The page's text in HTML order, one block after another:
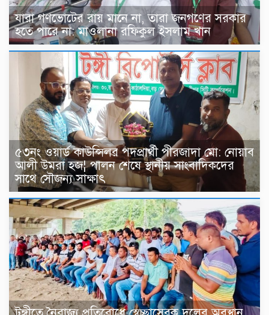
যারা গণভোটের রায় মানে না, তারা জনগণের সরকার
হতে পারে না: মাওলানা রফিকুল ইসলাম খান
৫৩নং ওয়ার্ড কাউন্সিলর পদপ্রার্থী পীরজাদা মো: নোয়াব
আলী উমরা হজ¦ পালন শেষে স্থানীয় সাংবাদিকদের
সাথে সৌজন্য সাক্ষাৎ